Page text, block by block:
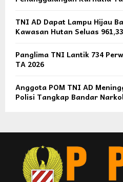
TNI AD Dapat Lampu Hijau
Kawasan Hutan Seluas
Panglima TNI Lantik 734
TA 2026
Anggota POM TNI AD
Polisi Tangkap Bandar